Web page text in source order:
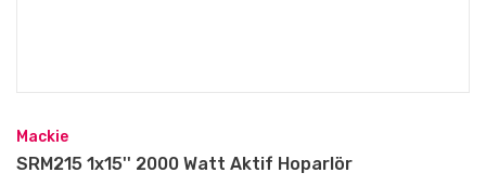
Mackie
SRM215 1x15'' 2000 Watt Aktif Hoparlör